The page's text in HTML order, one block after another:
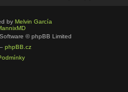
by Melvin García
© phpBB Limited
phpBB.cz